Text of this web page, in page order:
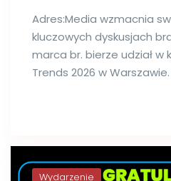
Adres:Media wzmacnia
kluczowych dyskusjach
marca br. bierze udział w
Trends 2026 w Warszawie.
Wydarzenie